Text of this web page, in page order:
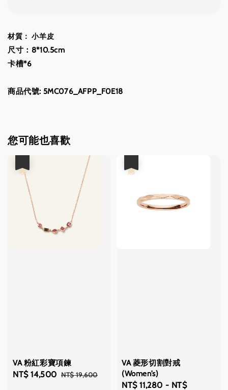
材質： 小羊皮
尺寸：8*10.5cm
卡槽*6
商品代號: 5MC076_AFPP_F0E18
您可能也喜歡
VA 粉紅彩寶項鍊
Sale
NT$ 14,500 Regular
NT$ 19,600
VA 菱形切割對戒
(Women’s)
Sale
NT$ 11,280 - NT$